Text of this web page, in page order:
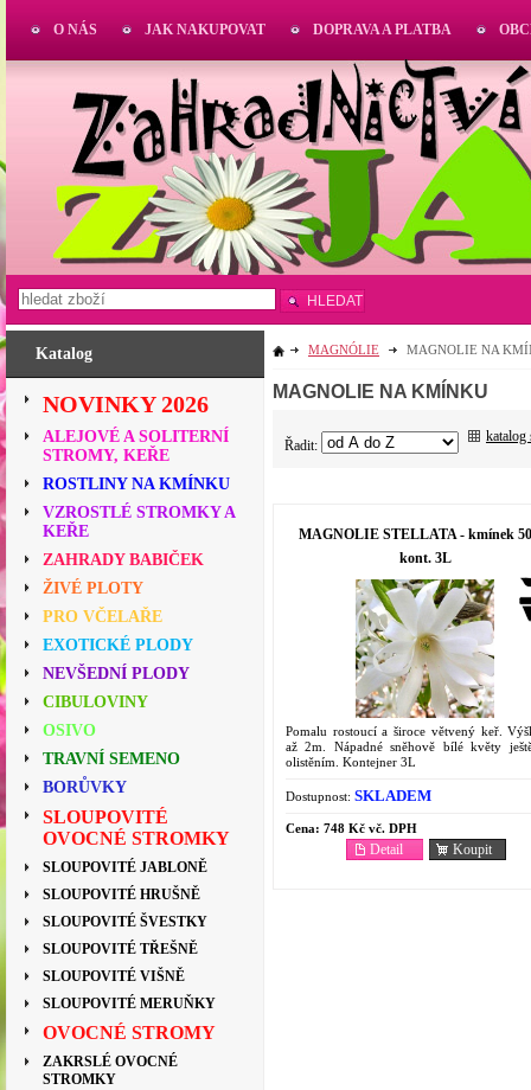
Katalog
NOVINKY 2026
ALEJOVÉ A SOLITERNÍ
STROMY, KEŘE
ROSTLINY NA KMÍNKU
VZROSTLÉ STROMKY A
KEŘE
ZAHRADY BABIČEK
ŽIVÉ PLOTY
PRO VČELAŘE
EXOTICKÉ PLODY
NEVŠEDNÍ PLODY
CIBULOVINY
OSIVO
TRAVNÍ SEMENO
BORŮVKY
SLOUPOVITÉ
OVOCNÉ STROMKY
SLOUPOVITÉ JABLONĚ
SLOUPOVITÉ HRUŠNĚ
SLOUPOVITÉ ŠVESTKY
SLOUPOVITÉ TŘEŠNĚ
SLOUPOVITÉ VIŠNĚ
SLOUPOVITÉ MERUŇKY
OVOCNÉ STROMY
ZAKRSLÉ OVOCNÉ
STROMKY
MAGNÓLIE MAGNOLIE NA
MAGNOLIE NA KMÍNKU
Řadit:
katalog
MAGNOLIE STELLATA - kmínek
kont. 3L
Pomalu rostoucí a široce větvený keř.
až 2m. Nápadné sněhově bílé květy
olistěním. Kontejner 3L
Dostupnost: SKLADEM
Cena: 748 Kč vč. DPH
Koupit
Detail
O NÁS JAK NAKUPOVAT DOPRAVA A PLATBA
HLEDAT